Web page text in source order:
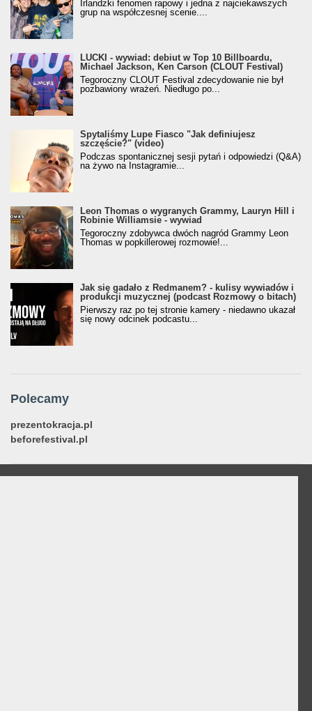
Irlandzki fenomen rapowy i jedna z najciekawszych
grup na współczesnej scenie....
LUCKI - wywiad: debiut w Top 10 Billboardu,
Michael Jackson, Ken Carson (CLOUT Festival)
Tegoroczny CLOUT Festival zdecydowanie nie był
pozbawiony wrażeń. Niedługo po...
Spytaliśmy Lupe Fiasco "Jak definiujesz
szczęście?" (video)
Podczas spontanicznej sesji pytań i odpowiedzi (Q&A)
na żywo na Instagramie...
Leon Thomas o wygranych Grammy, Lauryn Hill i
Robinie Williamsie - wywiad
Tegoroczny zdobywca dwóch nagród Grammy Leon
Thomas w popkillerowej rozmowie!...
Jak się gadało z Redmanem? - kulisy wywiadów i
produkcji muzycznej (podcast Rozmowy o bitach)
Pierwszy raz po tej stronie kamery - niedawno ukazał
się nowy odcinek podcastu...
Polecamy
prezentokracja.pl
beforefestival.pl